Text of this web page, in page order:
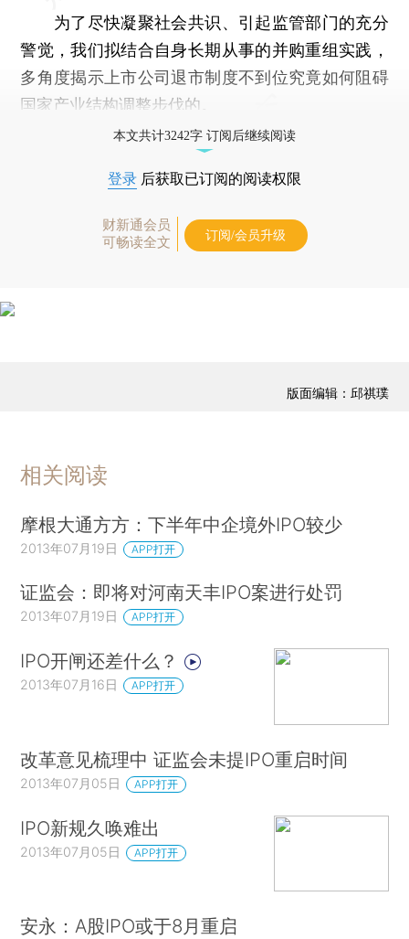
为了尽快凝聚社会共识、引起监管部门的充分
警觉，我们拟结合自身长期从事的并购重组实践，
多角度揭示上市公司退市制度不到位究竟如何阻碍
国家产业结构调整步伐的。
本文共计3242字 订阅后继续阅读
登录 后获取已订阅的阅读权限
财新通会员
可畅读全文
订阅/会员升级
版面编辑：邱祺璞
相关阅读
摩根大通方方：下半年中企境外IPO较少
2013年07月19日 APP打开
证监会：即将对河南天丰IPO案进行处罚
2013年07月19日 APP打开
IPO开闸还差什么？
2013年07月16日 APP打开
改革意见梳理中 证监会未提IPO重启时间
2013年07月05日 APP打开
IPO新规久唤难出
2013年07月05日 APP打开
安永：A股IPO或于8月重启